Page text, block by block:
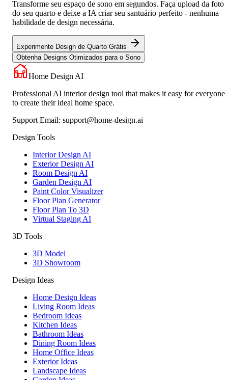
Transforme seu espaço de sono em segundos. Faça upload da foto
do seu quarto e deixe a IA criar seu santuário perfeito - nenhuma
habilidade de design necessária.
Experimente Design de Quarto Grátis
Obtenha Designs Otimizados para o Sono
Home Design AI
Professional AI interior design tool that makes it easy for everyone
to create their ideal home space.
Support Email: support@home-design.ai
Design Tools
Interior Design AI
Exterior Design AI
Room Design AI
Garden Design AI
Paint Color Visualizer
Floor Plan Generator
Floor Plan To 3D
Virtual Staging AI
3D Tools
3D Model
3D Showroom
Design Ideas
Home Design Ideas
Living Room Ideas
Bedroom Ideas
Kitchen Ideas
Bathroom Ideas
Dining Room Ideas
Home Office Ideas
Exterior Ideas
Landscape Ideas